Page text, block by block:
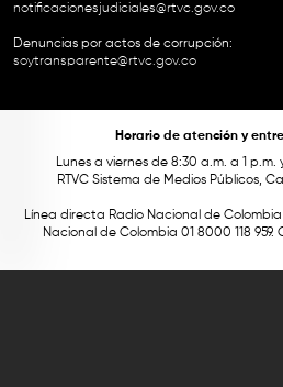
notificacionesjudiciales@rtvc.gov.co
Denuncias por actos de corrupción:
soytransparente@rtvc.gov.co
Horario de atención y
Lunes a viernes de 8:30 a.m. a 1
RTVC Sistema de Medios Públicos,
Línea directa Radio Nacional de
Nacional de Colombia 01 8000 118